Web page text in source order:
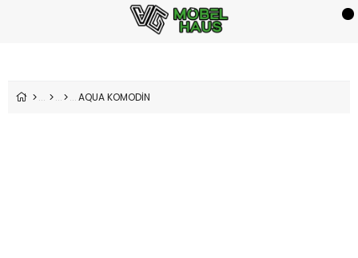
AQUA KOMODİN